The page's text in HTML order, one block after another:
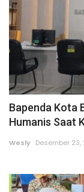
Yogyakarta
Banten
Solo Raya
Sumsel
Kalbar
Bapenda Kota
Humanis Saat
Wesly Desember 23,